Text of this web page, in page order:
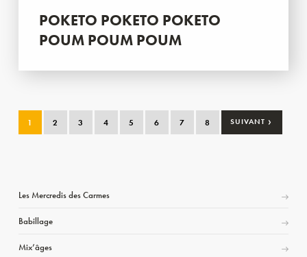
POKETO POKETO POKETO
POUM POUM POUM
1 2 3 4 5 6 7 8 SUIVANT ›
Les Mercredis des Carmes
Babillage
Mix’âges